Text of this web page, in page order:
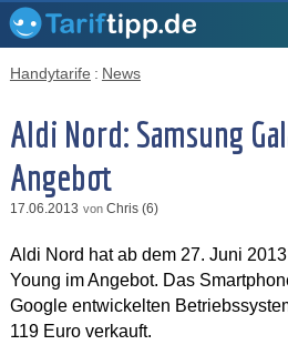
Handytarife : News
Aldi Nord: Samsung
Angebot
17.06.2013 von Chris (6)
Aldi Nord hat ab dem 27. Juni
Young im Angebot. Das
Google entwickelten
119 Euro verkauft.